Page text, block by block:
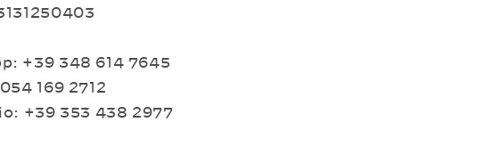
+39 348 614 7645
169 2712
+39 353 438 2977